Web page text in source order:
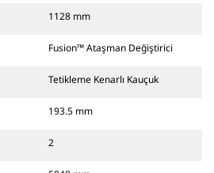
1128 mm
Fusion™ Ataşman Değiştirici
Tetikleme Kenarlı Kauçuk
193.5 mm
2